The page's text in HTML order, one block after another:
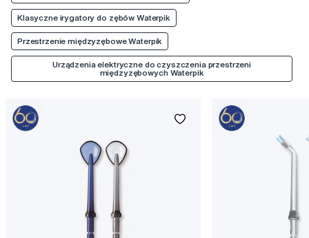
Klasyczne irygatory do zębów Waterpik
Przestrzenie międzyzębowe Waterpik
Urządzenia elektryczne do czyszczenia przestrzeni
międzyzębowych Waterpik